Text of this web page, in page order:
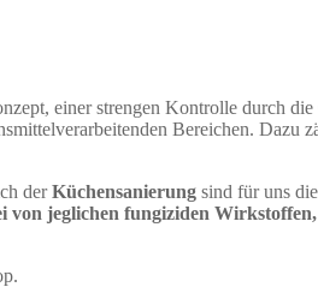
einer strengen Kontrolle durch
Bereichen. Dazu
derKüchensanierung sind für uns die
von jeglichen fungiziden